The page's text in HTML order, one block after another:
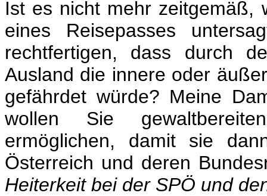
Ist es nicht mehr zeitgemäß,
eines Reisepasses
rechtfertigen, dass durch
Ausland die innere oder
gefährdet würde? Meine
wollen Sie
ermöglichen, damit sie
Österreich und deren
Heiterkeit bei der SPÖ und